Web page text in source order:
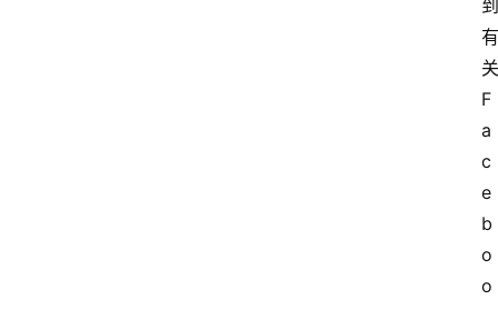
到
有
关
F
a
c
e
b
o
o